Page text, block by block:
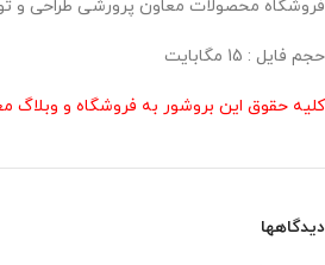
فروشگاه محصولات معاون پرورشی طراحی و
حجم فایل : 15 مگابایت
کلیه حقوق این بروشور به فروشگاه و
دیدگاهها